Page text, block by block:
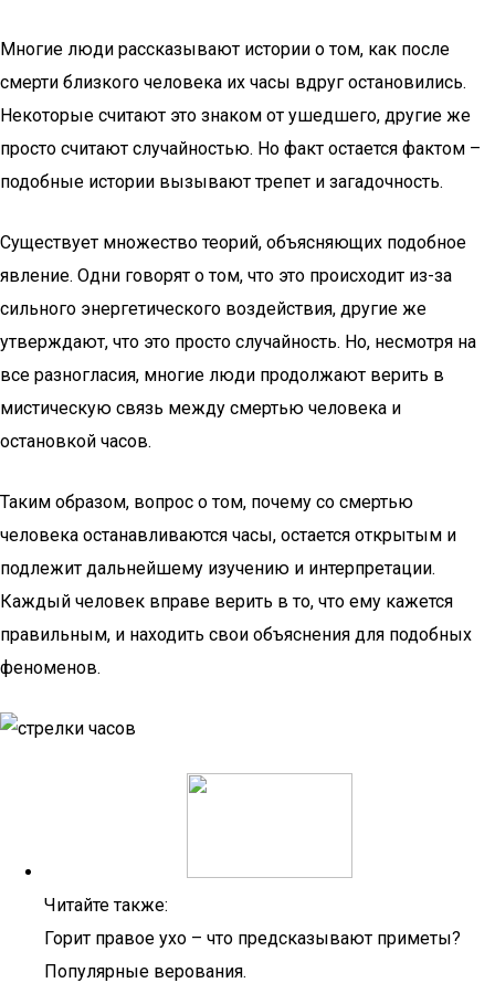
Многие люди рассказывают истории о том, как после
смерти близкого человека их часы вдруг остановились.
Некоторые считают это знаком от ушедшего, другие же
просто считают случайностью. Но факт остается фактом –
подобные истории вызывают трепет и загадочность.
Существует множество теорий, объясняющих подобное
явление. Одни говорят о том, что это происходит из-за
сильного энергетического воздействия, другие же
утверждают, что это просто случайность. Но, несмотря на
все разногласия, многие люди продолжают верить в
мистическую связь между смертью человека и
остановкой часов.
Таким образом, вопрос о том, почему со смертью
человека останавливаются часы, остается открытым и
подлежит дальнейшему изучению и интерпретации.
Каждый человек вправе верить в то, что ему кажется
правильным, и находить свои объяснения для подобных
феноменов.
Читайте также:
Горит правое ухо – что предсказывают приметы?
Популярные верования.